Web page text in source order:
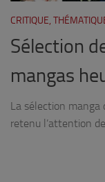
CRITIQUE,
Sélection
mangas
La sélection manga
retenu l’attention